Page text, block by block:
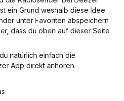
ein Grund weshalb diese Idee
unter Favoriten abspeichern
dass du oben auf dieser Seite
natürlich einfach die
App direkt anhören.